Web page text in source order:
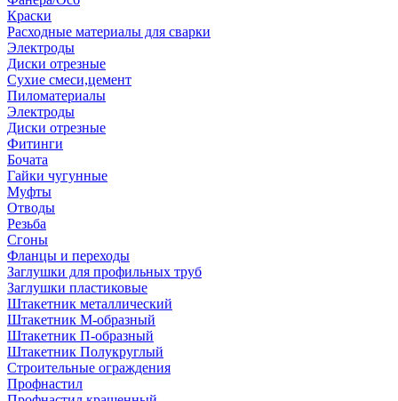
Краски
Расходные материалы для сварки
Электроды
Диски отрезные
Сухие смеси,цемент
Пиломатериалы
Электроды
Диски отрезные
Фитинги
Бочата
Гайки чугунные
Муфты
Отводы
Резьба
Сгоны
Фланцы и переходы
Заглушки для профильных труб
Заглушки пластиковые
Штакетник металлический
Штакетник М-образный
Штакетник П-образный
Штакетник Полукруглый
Строительные ограждения
Профнастил